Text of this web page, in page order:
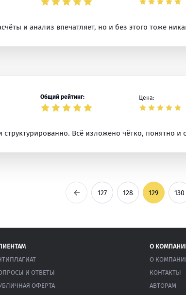
и анализ впечатляет, но и без этого тоже
Общий рейтинг: Цена:
Всё изложено чётко, понятно и
Предыдущая
127 128 129 130
И ОТВЕТЫ
ОФЕРТА
О
О
КОНТАКТЫ
АВТОРАМ